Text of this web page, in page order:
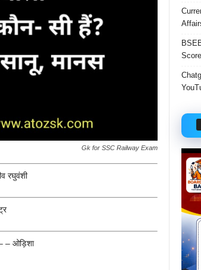
Gk for SSC Railway Exam
रघुवंशी
– ओड़िशा